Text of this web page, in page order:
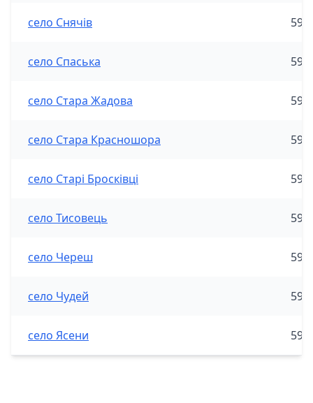
село Снячів
село Спаська
село Стара Жадова
село Стара Красношора
село Старі Бросківці
село Тисовець
село Череш
село Чудей
село Ясени